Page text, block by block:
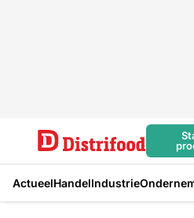
ActueelHandelIndustrie